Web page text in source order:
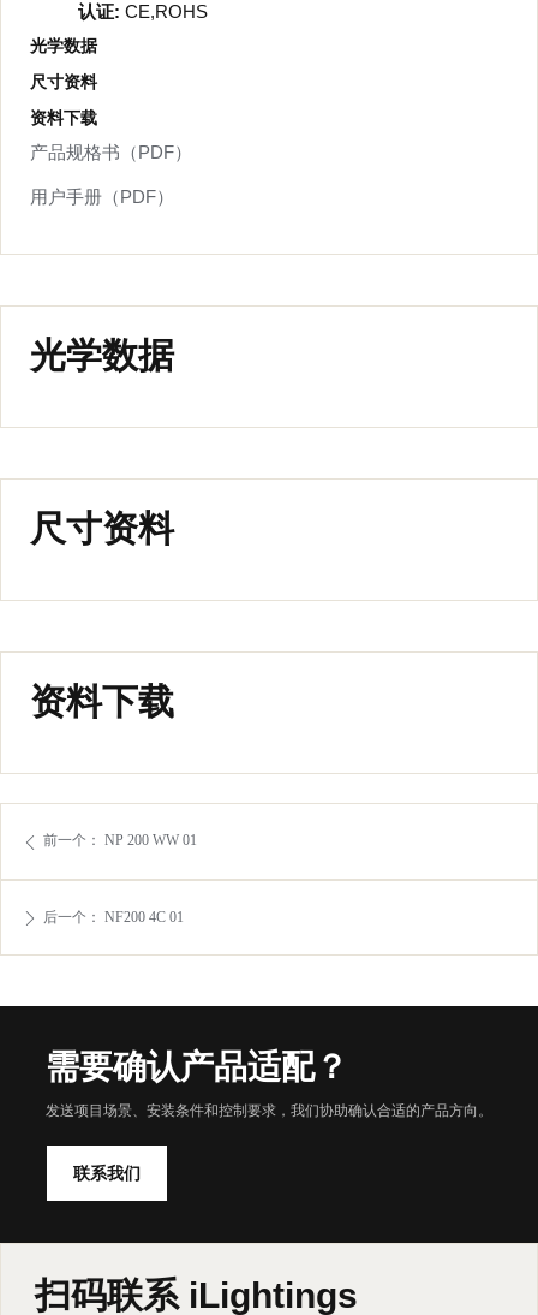
认证: CE,ROHS
光学数据
尺寸资料
资料下载
产品规格书（PDF）
用户手册（PDF）
光学数据
尺寸资料
资料下载
ꄴ 前一个： NP 200 WW 01
ꄲ 后一个： NF200 4C 01
需要确认产品适配？
发送项目场景、安装条件和控制要求，我们协助确认合适的产品方向。
联系我们
扫码联系 iLightings